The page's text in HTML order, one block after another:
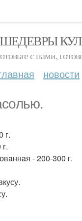
ШЕДЕВРЫ
с нами,
новости
г.
- 200-300 г.